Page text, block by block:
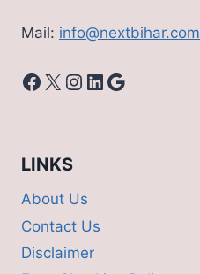
Mail: info@nextbihar.com
Facebook
X Instagram
LinkedIn
Google
LINKS
About Us
Contact Us
Disclaimer